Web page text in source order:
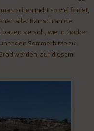
schon nicht so viel findet,
aller Ramsch an die
sie sich, wie in Coober
Sommerhitze zu
werden, auf diesem